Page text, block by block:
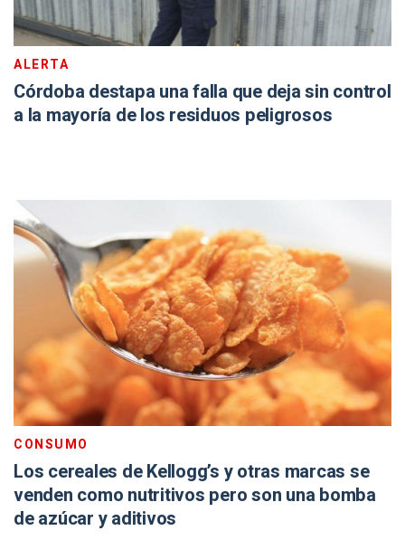
ALERTA
Córdoba destapa una falla que deja sin control
a la mayoría de los residuos peligrosos
CONSUMO
Los cereales de Kellogg’s y otras marcas se
venden como nutritivos pero son una bomba
de azúcar y aditivos